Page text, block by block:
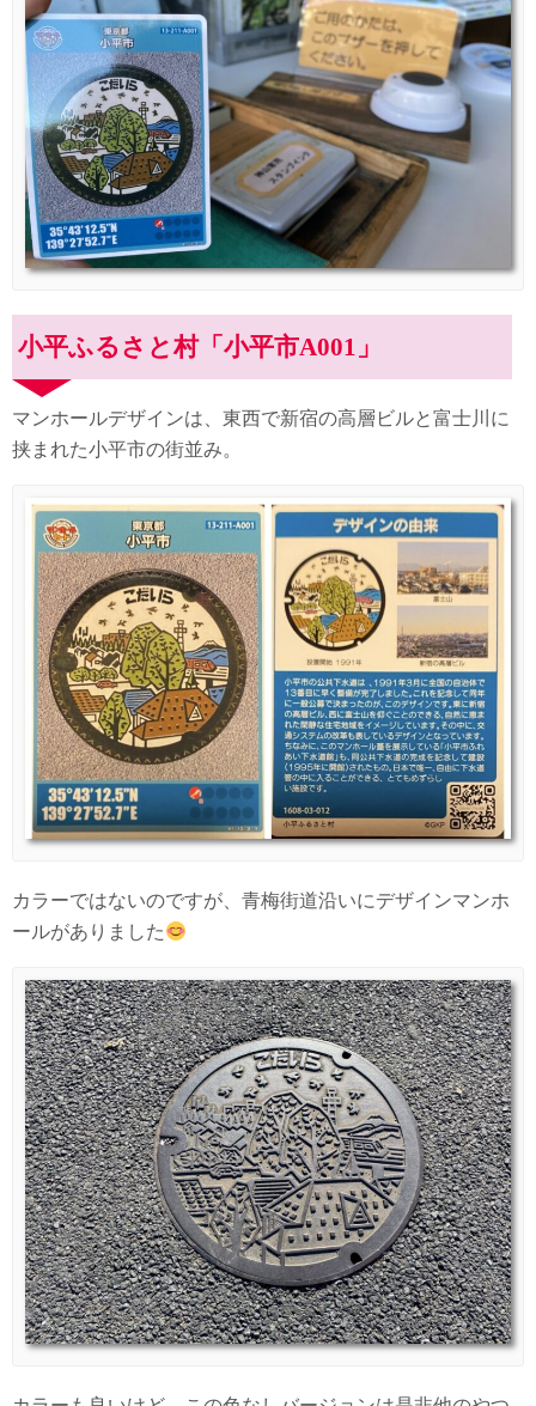
小平ふるさと村「小平市A001」
マンホールデザインは、東西で新宿の高層ビルと富士川に
挟まれた小平市の街並み。
カラーではないのですが、青梅街道沿いにデザインマンホ
ールがありました